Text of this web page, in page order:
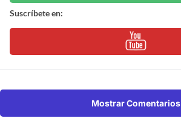
Suscríbete en:
Mostrar Comentarios